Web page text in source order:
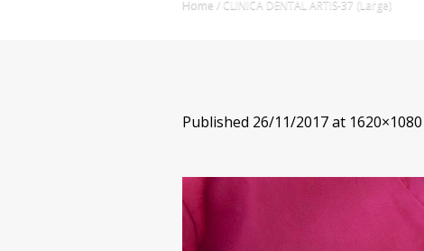
Home / CLINICA DENTAL ARTIS-37 (Large)
Published 26/11/2017at